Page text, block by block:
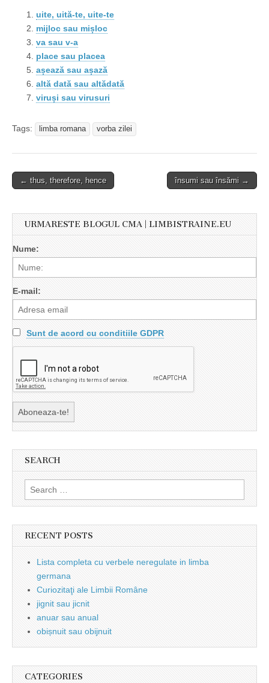
uite, uită-te, uite-te
mijloc sau mișloc
va sau v-a
place sau placea
așează sau așază
altă dată sau altădată
viruși sau virusuri
Tags: limba romana vorba zilei
Post
← thus, therefore, hence însumi sau însămi →
URMARESTE BLOGUL CMA | LIMBISTRAINE.EU
Nume:
E-mail:
Sunt de acord cu conditiile GDPR
SEARCH
Search
for:
RECENT POSTS
Lista completa cu verbele neregulate in limba
germana
Curiozitaţi ale Limbii Române
jignit sau jicnit
anuar sau anual
obișnuit sau obijnuit
CATEGORIES